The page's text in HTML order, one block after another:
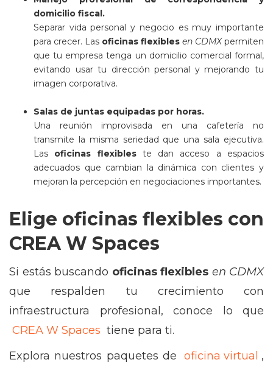
domicilio fiscal.
Separar vida personal y negocio es muy importante
para crecer. Las oficinas flexibles en CDMXpermiten
que tu empresa tenga un domicilio comercial formal,
evitando usar tu dirección personal y mejorando tu
imagen corporativa.
Salas de juntas equipadas por horas.
Una reunión improvisada en una cafetería no
transmite la misma seriedad que una sala ejecutiva.
Las oficinas flexibleste dan acceso a espacios
adecuados que cambian la dinámica con clientes y
mejoran la percepción en negociaciones importantes.
Elige oficinas flexibles con
CREA W Spaces
Si estás buscando oficinas flexibles en CDMX
que respalden tu crecimiento con
infraestructura profesional, conoce lo que
CREA W Spaces tiene para ti.
Explora nuestros paquetes de oficina virtual ,